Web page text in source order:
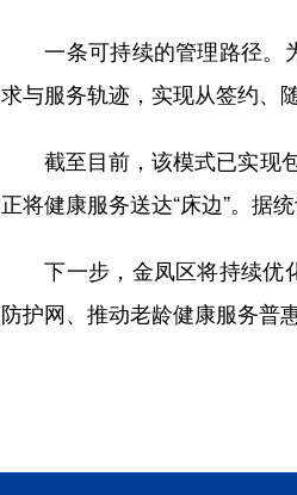
一条可持续的管理路径。
求与服务轨迹，实现从签约、
截至目前，该模式已实现包
正将健康服务送达“床边”。据
下一步，金凤区将持续优
防护网、推动老龄健康服务普